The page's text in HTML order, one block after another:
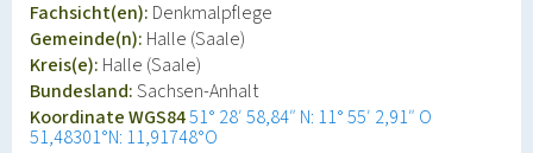
Fachsicht(en): Denkmalpflege
Gemeinde(n): Halle (Saale)
Kreis(e): Halle (Saale)
Bundesland:Sachsen-Anhalt
Koordinate WGS8451° 28′ 58,84″ N: 11° 55′ 2,91″ O
51,48301°N: 11,91748°O